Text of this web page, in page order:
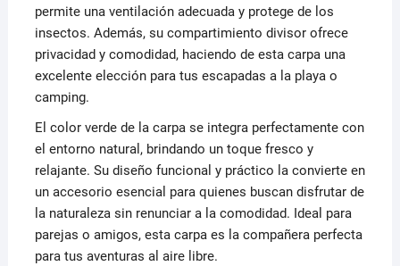
permite una ventilación adecuada y protege de los
insectos. Además, su compartimiento divisor ofrece
privacidad y comodidad, haciendo de esta carpa una
excelente elección para tus escapadas a la playa o
camping.
El color verde de la carpa se integra perfectamente con
el entorno natural, brindando un toque fresco y
relajante. Su diseño funcional y práctico la convierte en
un accesorio esencial para quienes buscan disfrutar de
la naturaleza sin renunciar a la comodidad. Ideal para
parejas o amigos, esta carpa es la compañera perfecta
para tus aventuras al aire libre.